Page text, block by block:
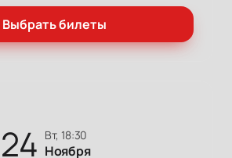
Выбрать билеты
24 вт, 18:30
Ноября